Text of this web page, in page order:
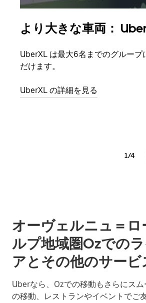
より大きな車両：
UberXL は最大6名までのグループ
だけます。
UberXL の詳細を見る
1/4
オーヴェルニュ＝ロ
ルプ地域圏Ozでの
アとその他のサービ
Uberなら、Ozでの移動もさらにス
の移動、レストランやイベントでご